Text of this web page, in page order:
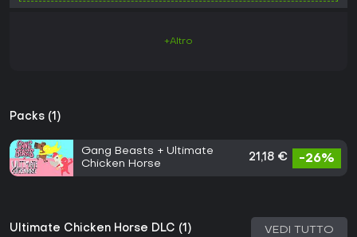
+Altro
Packs (1)
Gang Beasts + Ultimate
Chicken Horse
21,18 € -26%
Ultimate Chicken Horse DLC (1) VEDI TUTTO